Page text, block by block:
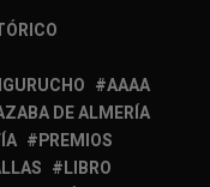
AAAA
DE ALMERÍA
PREMIOS
LIBRO